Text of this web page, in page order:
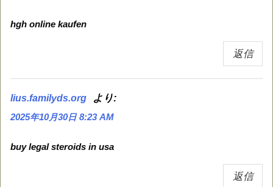
hgh online kaufen
返信
lius.familyds.org より:
2025年10月30日 8:23 AM
buy legal steroids in usa
返信